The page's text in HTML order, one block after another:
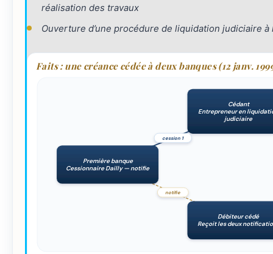
réalisation des travaux
Ouverture d’une procédure de liquidation judiciaire à
Faits : une créance cédée à deux banques (12 janv.
Cédant
Entrepreneur en
judiciaire
Première banque
Cessionnaire Dailly — notifie
Débiteur cédé
Reçoit les deux
cession 1
notifie